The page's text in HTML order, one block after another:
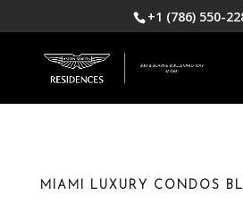
+1 (786) 550-
MIAMI LUXURY CONDOS